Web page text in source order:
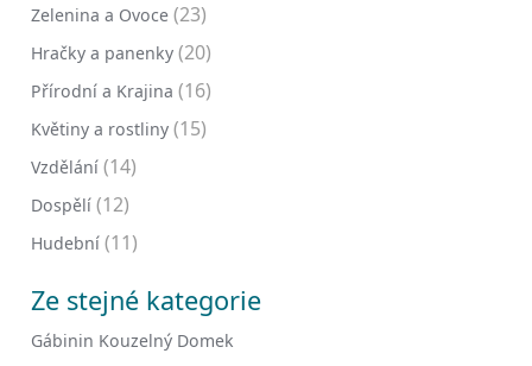
Zelenina a Ovoce (23)
Hračky a panenky (20)
Přírodní a Krajina (16)
Květiny a rostliny (15)
Vzdělání (14)
Dospělí (12)
Hudební (11)
Ze stejné kategorie
Gábinin Kouzelný Domek